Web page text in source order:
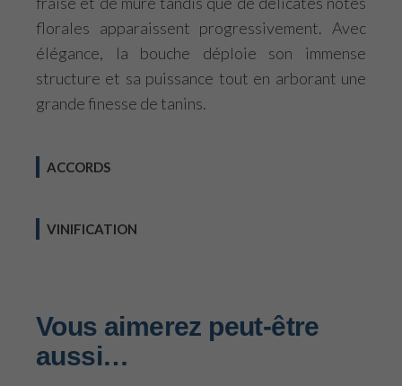
florales apparaissent progressivement. Avec
élégance, la bouche déploie son immense
structure et sa puissance tout en arborant une
grande finesse de tanins.
ACCORDS
VINIFICATION
Vous aimerez peut-être
aussi…